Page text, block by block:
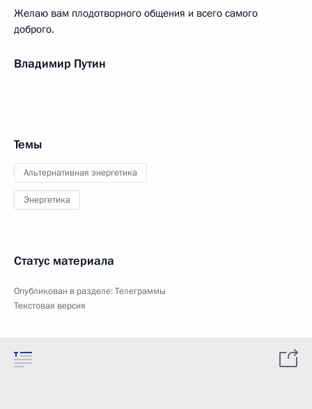
Желаю вам плодотворного общения и всего самого
доброго.
Владимир Путин
Темы
Альтернативная энергетика
Энергетика
Статус материала
Опубликован в разделе:Телеграммы
Текстовая версия